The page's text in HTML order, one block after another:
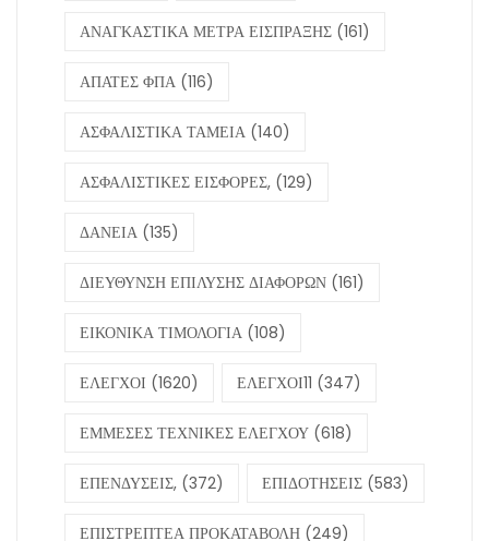
ΑΝΑΓΚΑΣΤΙΚΑ ΜΕΤΡΑ ΕΙΣΠΡΑΞΗΣ (161)
ΑΠΑΤΕΣ ΦΠΑ (116)
ΑΣΦΑΛΙΣΤΙΚΑ ΤΑΜΕΙΑ (140)
ΑΣΦΑΛΙΣΤΙΚΕΣ ΕΙΣΦΟΡΕΣ, (129)
ΔΑΝΕΙΑ (135)
ΔΙΕΥΘΥΝΣΗ ΕΠΙΛΥΣΗΣ ΔΙΑΦΟΡΩΝ (161)
ΕΙΚΟΝΙΚΑ ΤΙΜΟΛΟΓΙΑ (108)
ΕΛΕΓΧΟΙ (1620) ΕΛΕΓΧΟΙ11 (347)
ΕΜΜΕΣΕΣ ΤΕΧΝΙΚΕΣ ΕΛΕΓΧΟΥ (618)
ΕΠΕΝΔΥΣΕΙΣ, (372) ΕΠΙΔΟΤΗΣΕΙΣ (583)
ΕΠΙΣΤΡΕΠΤΕΑ ΠΡΟΚΑΤΑΒΟΛΗ (249)